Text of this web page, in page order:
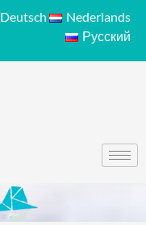
Deutsch
Nederlands
Русский